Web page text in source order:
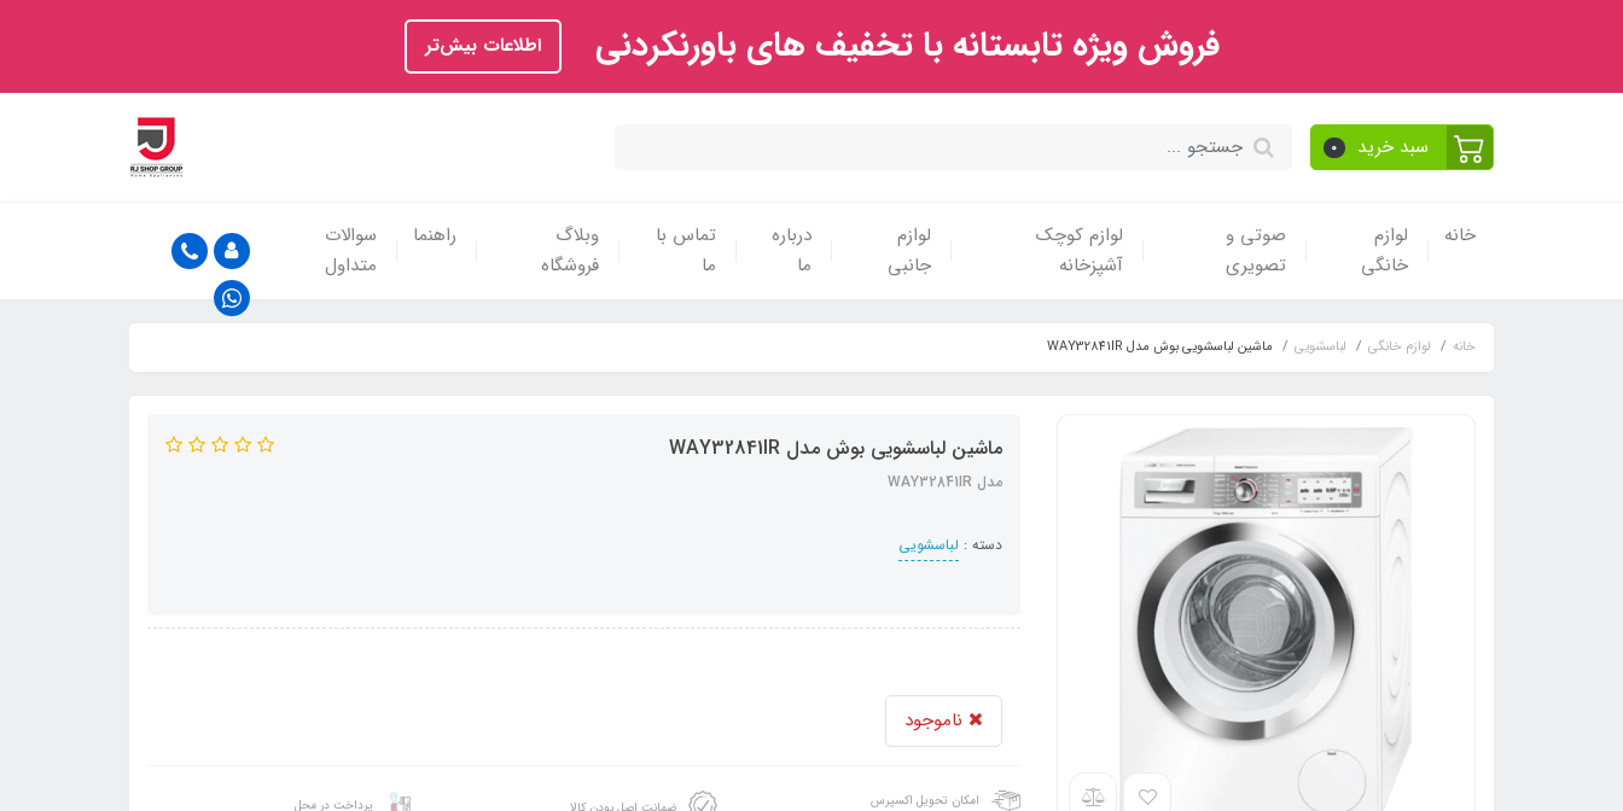
فروش ویژه تابستانه با تخفیف های باورنکردنی اطلاعات بیش‌تر
سبد خرید 0
خانه
لوازم
خانگی
صوتی و
تصویری
لوازم کوچک
آشپزخانه
لوازم
جانبی
درباره
ما
تماس با
ما
وبلاگ
فروشگاه
راهنما
سوالات
متداول
خانه لوازم خانگی لباسشویی ماشین لباسشویی بوش مدل WAY32841IR
ماشین لباسشویی بوش مدل WAY32841IR
مدل WAY32841IR
دسته : لباسشویی
ناموجود
امکان تحویل اکسپرس پرداخت در محل